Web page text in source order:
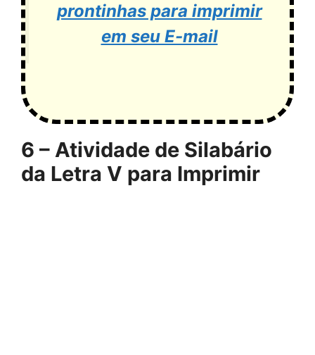
prontinhas para imprimir
em seu E-mail
6 – Atividade de Silabário
da Letra V para Imprimir